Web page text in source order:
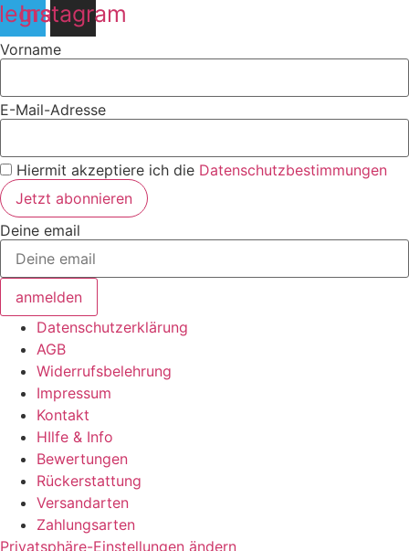
Instagram
Vorname
E-Mail-Adresse
Hiermit akzeptiere ich die Datenschutzbestimmungen
Deine email
anmelden
Datenschutzerklärung
AGB
Widerrufsbelehrung
Impressum
Kontakt
HIlfe & Info
Bewertungen
Rückerstattung
Versandarten
Zahlungsarten
Privatsphäre-Einstellungen ändern